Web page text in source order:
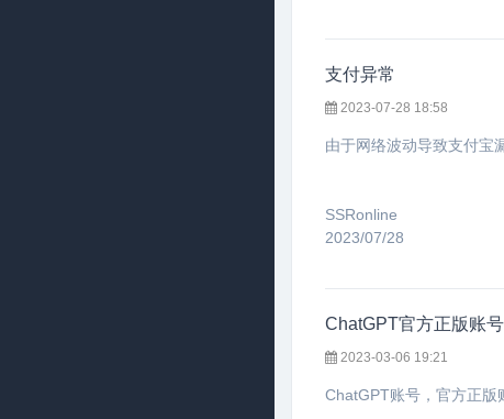
支付异常
2023-07-28 18:58
由于网络波动导致支付宝
SSRonline
2023/07/28
ChatGPT官方正版账
2023-03-06 19:21
ChatGPT账号，官方正版